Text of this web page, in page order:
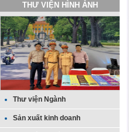
THƯ VIỆN HÌNH ẢNH
Thư viện Ngành
Sản xuất kinh doanh